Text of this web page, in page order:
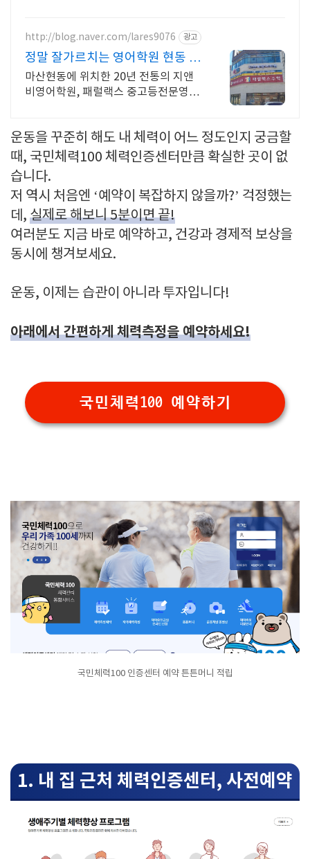
http://blog.naver.com/lares9076 광고
정말 잘가르치는 영어학원 현동 지
앤비영어학원
마산현동에 위치한 20년 전통의 지앤
비영어학원, 패럴랙스 중고등전문영어
운동을 꾸준히 해도 내 체력이 어느 정도인지 궁금할
때, 국민체력100 체력인증센터만큼 확실한 곳이 없
습니다.
저 역시 처음엔 ‘예약이 복잡하지 않을까?’ 걱정했는
데, 실제로 해보니 5분이면 끝!
여러분도 지금 바로 예약하고, 건강과 경제적 보상을
동시에 챙겨보세요.
운동, 이제는 습관이 아니라 투자입니다!
아래에서 간편하게 체력측정을 예약하세요!
국민체력100 예약하기
국민체력100 인증센터 예약 튼튼머니 적립
1. 내 집 근처 체력인증센터, 사전예약